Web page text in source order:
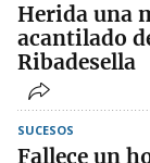
Herida una
acantilado
Ribadesella
SUCESOS
Fallece un